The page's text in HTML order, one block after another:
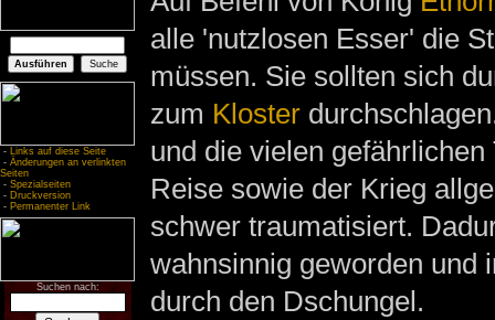
- Links auf diese Seite
- Änderungen an verlinkten
Seiten
- Spezialseiten
- Druckversion
- Permanenter Link
Suchen nach:
alle 'nutzlosen Esser' die
müssen. Sie sollten sich
zum Kloster
und die vielen
Reise sowie der Krieg
schwer traumatisiert.
wahnsinnig geworden und
durch den Dschungel.